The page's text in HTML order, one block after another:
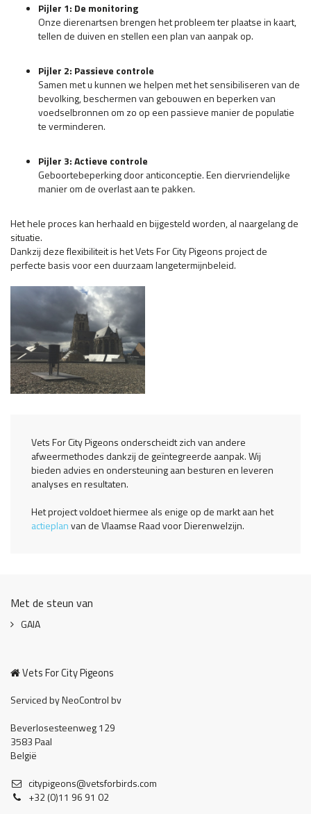
Pijler 1: De monitoring
Onze dierenartsen brengen het probleem ter plaatse in kaart,
tellen de duiven en stellen een plan van aanpak op.
Pijler 2: Passieve controle
Samen met u kunnen we helpen met het sensibiliseren van de
bevolking, beschermen van gebouwen en beperken van
voedselbronnen om zo op een passieve manier de populatie
te verminderen.
Pijler 3: Actieve controle
​Geboortebeperking door anticonceptie. Een diervriendelijke
manier om de overlast aan te pakken.
Het hele proces kan herhaald en bijgesteld worden, al naargelang de
situatie.
Dankzij deze flexibiliteit is het Vets For City Pigeons project de
perfecte basis voor een duurzaam langetermijnbeleid.
Vets For City Pigeons onderscheidt zich van andere
afweermethodes dankzij de geïntegreerde aanpak. Wij
bieden advies en ondersteuning aan besturen en leveren
analyses en resultaten.
Het project voldoet hiermee als enige op de markt aan het
actieplanvan de Vlaamse Raad voor Dierenwelzijn.
Met de steun van
GAIA
Vets For City Pigeons
Serviced by NeoControl bv
Beverlosesteenweg 129
3583 Paal
België
citypigeons@vetsforbirds.com
+32 (0)11 96 91 02